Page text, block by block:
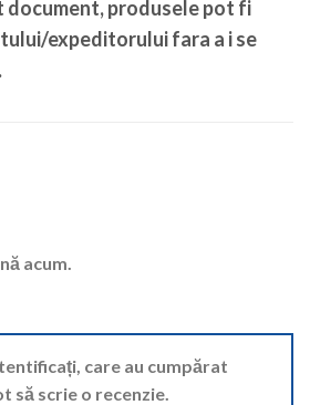
document, produsele pot fi
expeditorului fara a i se
acum.
care au cumpărat
să scrie o recenzie.